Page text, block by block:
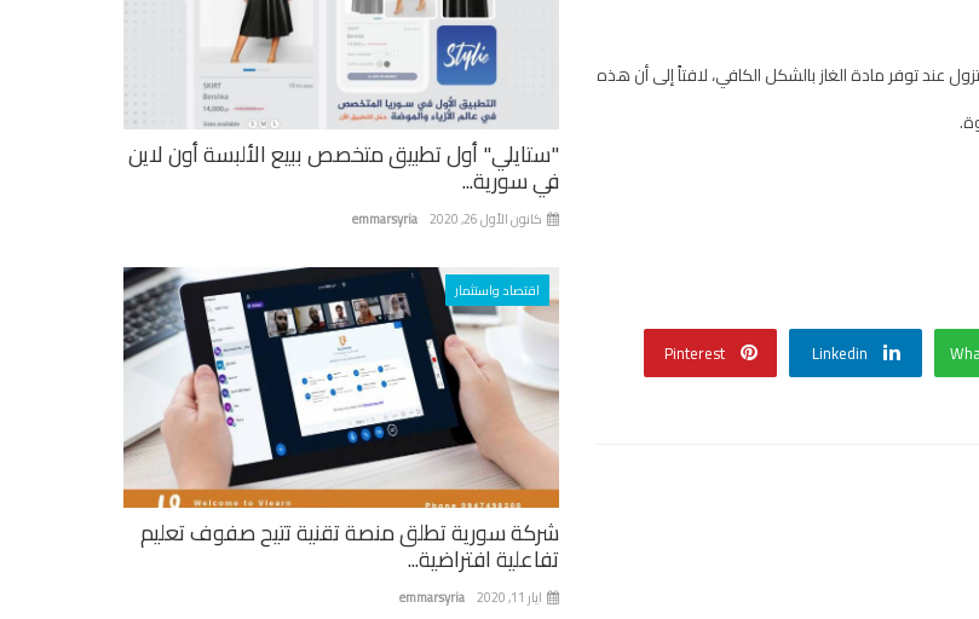
عند توفر مادة الغاز بالشكل الكافي، لافتاً إلى أن هذه
Linkedin
Pinterest
"ستايلي" أول تطبيق متخصص ببيع الألبسة أون لاين
في سورية...
emmarsyria كانون الأول 26, 2020
اقتصاد واستثمار
شركة سورية تطلق منصة تقنية تتيح صفوف تعليم
تفاعلية افتراضية...
emmarsyria ايار 11, 2020